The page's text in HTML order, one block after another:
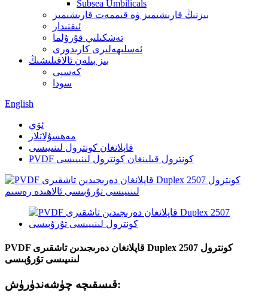
Subsea Umbilicals
بىزنىڭ قارىشىمىز ۋە قىممەت قارىشىمىز
ئىقتىدار
تەشكىلىي قۇرۇلما
ئەسلىھەلىرى كارىدورى
بىز بىلەن ئالاقىلىشىڭ
كەسپى
سودا
English
ئۆي
مەھسۇلاتلار
قاپلانغان كونترول لىنىيىسى
PVDF كونترول قىلىنغان كونترول لىنىيىسى
PVDF قاپلانغان دەرىجىدىن تاشقىرى Duplex 2507 كونترول
لىنىيىسى تۇرۇبىسى
قىسقىچە چۈشەندۈرۈش: